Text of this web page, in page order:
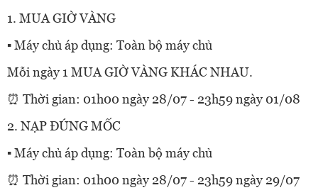
1. MUA GIỜ VÀNG
▪ Máy chủ áp dụng: Toàn bộ máy chủ
Mỗi ngày 1 MUA GIỜ VÀNG KHÁC NHAU.
⏰ Thời gian: 01h00 ngày 28/07 - 23h59 ngày 01/08
2. NẠP ĐÚNG MỐC
▪ Máy chủ áp dụng: Toàn bộ máy chủ
⏰ Thời gian: 01h00 ngày 28/07 - 23h59 ngày 29/07